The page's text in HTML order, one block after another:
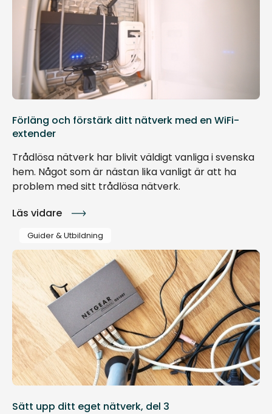
Förläng och förstärk ditt nätverk med en WiFi-
extender
Trådlösa nätverk har blivit väldigt vanliga i svenska
hem. Något som är nästan lika vanligt är att ha
problem med sitt trådlösa nätverk.
Läs vidare
Guider & Utbildning
Sätt upp ditt eget nätverk, del 3